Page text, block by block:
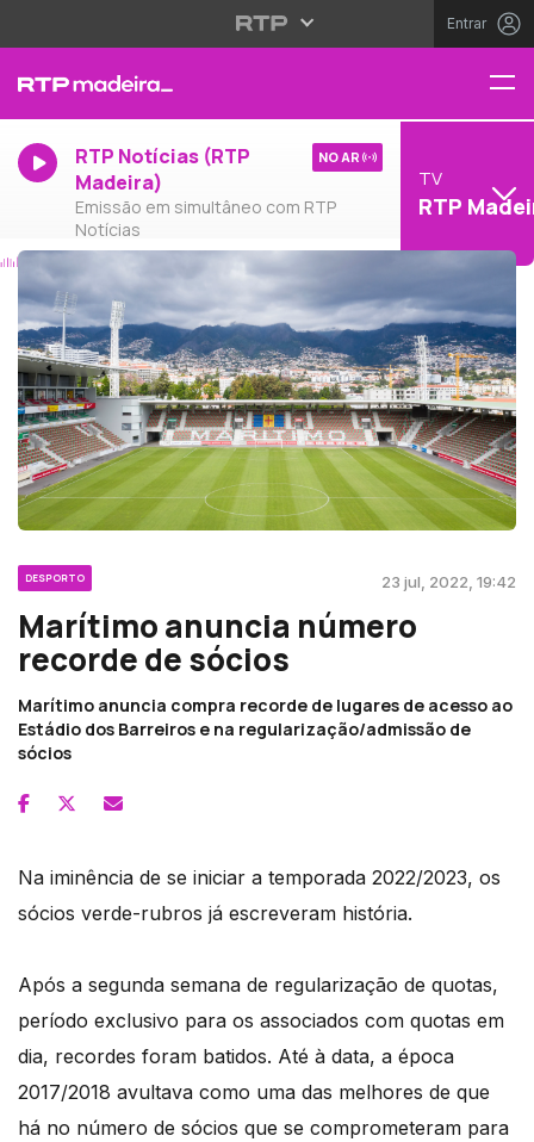
Entrar
RTP Notícias (RTP
Madeira)
Emissão em simultâneo com RTP
Notícias
NO AR
TV
RTP
DESPORTO 23 jul, 2022, 19:42
Marítimo anuncia número
recorde de sócios
Marítimo anuncia compra recorde de lugares de acesso ao
Estádio dos Barreiros e na regularização/admissão de
sócios
Na iminência de se iniciar a temporada 2022/2023, os
sócios verde-rubros já escreveram história.
Após a segunda semana de regularização de quotas,
período exclusivo para os associados com quotas em
dia, recordes foram batidos. Até à data, a época
2017/2018 avultava como uma das melhores de que
há no número de sócios que se comprometeram para